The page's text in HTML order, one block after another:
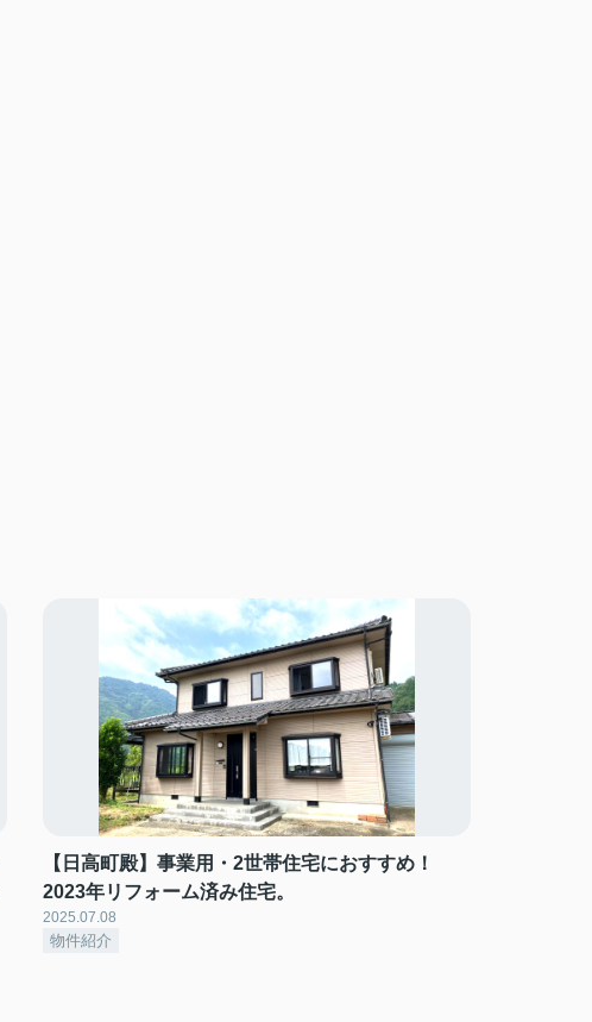
【日高町殿】事業用・2世帯住宅におすすめ！
2023年リフォーム済み住宅。
2025.07.08
物件紹介